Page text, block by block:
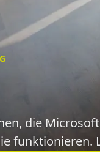
die
funktionieren.